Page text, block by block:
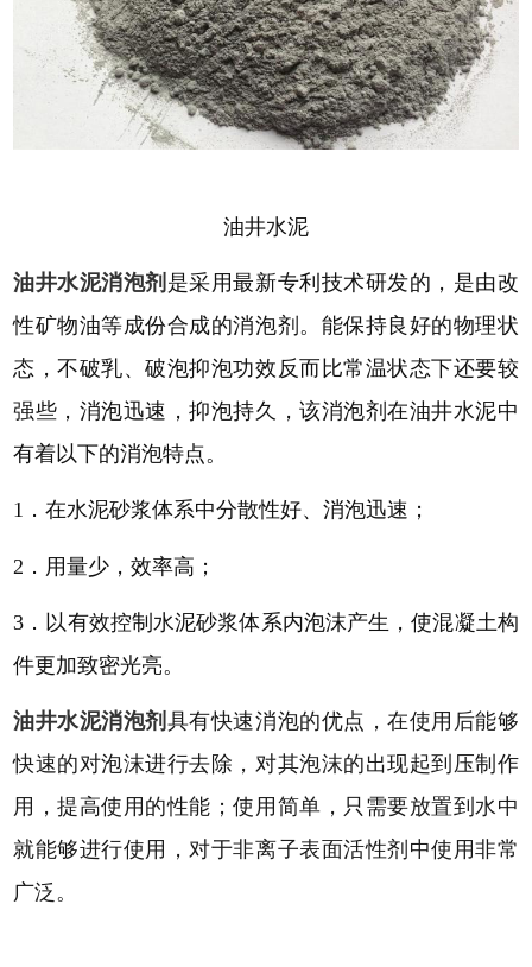
油井水泥
油井水泥消泡剂 是采用最新专利技术研发的，是由改
性矿物油等成份合成的消泡剂。能保持良好的物理状
态，不破乳、破泡抑泡功效反而比常温状态下还要较
强些，消泡迅速，抑泡持久，该消泡剂在油井水泥中
有着以下的消泡特点。
1．在水泥砂浆体系中分散性好、消泡迅速 ；
2．用量少，效率高 ；
3．以有效控制水泥砂浆体系内泡沫产生，使混凝土构
件更加致密光亮。
油井水泥消泡剂 具有快速消泡的优点，在使用后能够
快速的对泡沫进行去除，对其泡沫的出现起到压制作
用，提高使用的性能；使用简单，只需要放置到水中
就能够进行使用，对于非离子表面活性剂中使用非常
广泛 。